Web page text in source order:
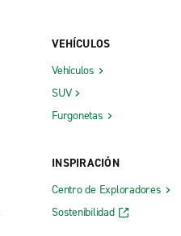
VEHÍCULOS
Vehículos
SUV
Furgonetas
INSPIRACIÓN
Centro de Exploradores
Sostenibilidad